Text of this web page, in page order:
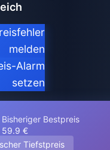
melden
Alarm
setzen
Bisheriger Bestpreis
59.9 €
Tiefstpreis